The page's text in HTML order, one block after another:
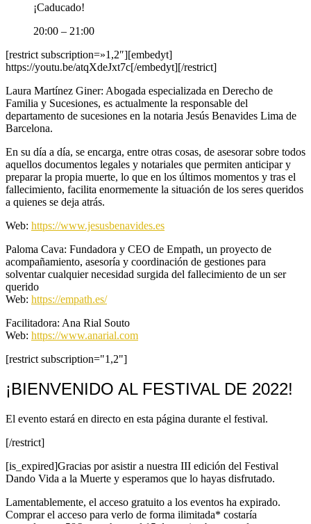
¡Caducado!
20:00 – 21:00
[restrict subscription=»1,2″][embedyt]
https://youtu.be/atqXdeJxt7c[/embedyt][/restrict]
Laura Martínez Giner: Abogada especializada en Derecho de
Familia y Sucesiones, es actualmente la responsable del
departamento de sucesiones en la notaria Jesús Benavides Lima de
Barcelona.
En su día a día, se encarga, entre otras cosas, de asesorar sobre todos
aquellos documentos legales y notariales que permiten anticipar y
preparar la propia muerte, lo que en los últimos momentos y tras el
fallecimiento, facilita enormemente la situación de los seres queridos
a quienes se deja atrás.
Web: https://www.jesusbenavides.es
Paloma Cava: Fundadora y CEO de Empath, un proyecto de
acompañamiento, asesoría y coordinación de gestiones para
solventar cualquier necesidad surgida del fallecimiento de un ser
querido
Web: https://empath.es/
Facilitadora: Ana Rial Souto
Web: https://www.anarial.com
[restrict subscription="1,2"]
¡BIENVENIDO AL FESTIVAL DE 2022!
El evento estará en directo en esta página durante el festival.
[/restrict]
[is_expired]Gracias por asistir a nuestra III edición del Festival
Dando Vida a la Muerte y esperamos que lo hayas disfrutado.
Lamentablemente, el acceso gratuito a los eventos ha expirado.
Comprar el acceso para verlo de forma ilimitada* costaría